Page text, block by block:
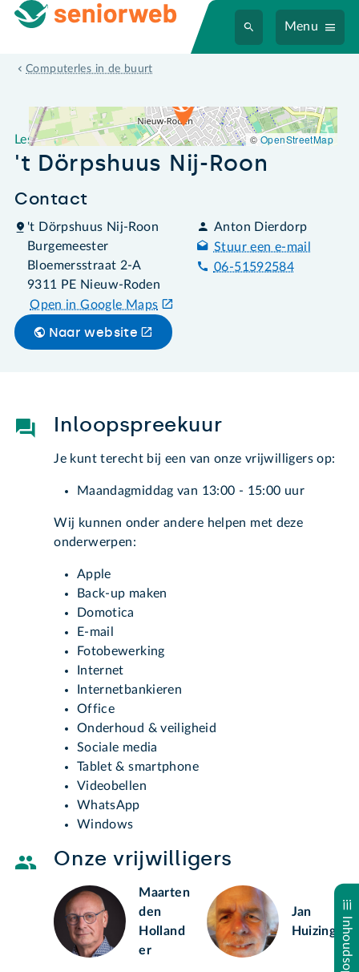
Menu
Computerles in de buurt
Leslocatie 't Dörpshuus Nij-Roon
Leslocatie
't Dörpshuus Nij-Roon
Contact
't Dörpshuus Nij-Roon
Burgemeester
Bloemersstraat 2-A
9311 PE Nieuw-Roden
Open in Google Maps
Anton Dierdorp
Stuur een e-mail
06-51592584
Naar website
©OpenStreetMap
Inloopspreekuur
Je kunt terecht bij een van onze vrijwilligers op:
Maandagmiddag van 13:00 - 15:00 uur
Wij kunnen onder andere helpen met deze
onderwerpen:
Apple
Back-up maken
Domotica
E-mail
Fotobewerking
Internet
Internetbankieren
Office
Onderhoud & veiligheid
Sociale media
Tablet & smartphone
Videobellen
WhatsApp
Windows
Onze vrijwilligers
Maarten
den
Holland
er
Jan
Huizing